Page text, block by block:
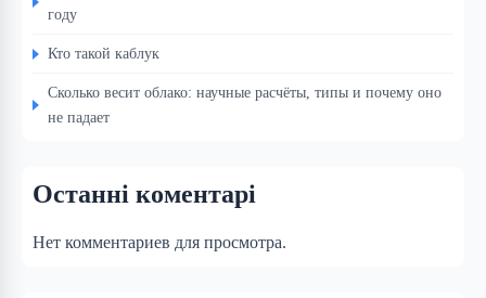
году
Кто такой каблук
Сколько весит облако: научные расчёты, типы и почему оно
не падает
Останні коментарі
Нет комментариев для просмотра.